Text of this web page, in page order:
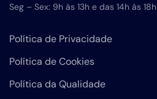
Seg – Sex: 9h às 13h e das 14h às 18h
Política de Privacidade
Política de Cookies
Política da Qualidade